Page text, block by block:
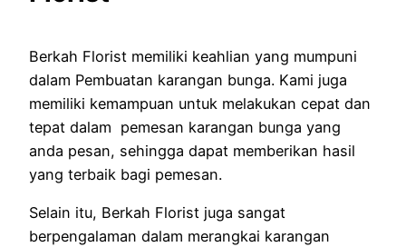
Berkah Florist memiliki keahlian yang mumpuni
dalam Pembuatan karangan bunga. Kami juga
memiliki kemampuan untuk melakukan cepat dan
tepat dalam pemesan karangan bunga yang
anda pesan, sehingga dapat memberikan hasil
yang terbaik bagi pemesan.
Selain itu, Berkah Florist juga sangat
berpengalaman dalam merangkai karangan